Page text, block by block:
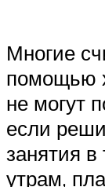
Многие
помощью
не могут
если
занятия
утрам,